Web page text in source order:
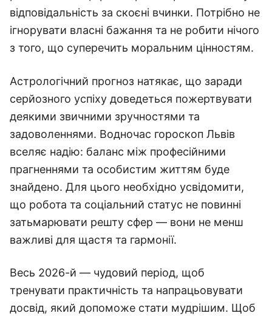
відповідальність за скоєні вчинки. Потрібно не
ігнорувати власні бажання та не робити нічого
з того, що суперечить моральним цінностям.
Астрологічний прогноз натякає, що заради
серйозного успіху доведеться пожертвувати
деякими звичними зручностями та
задоволеннями. Водночас гороскоп Львів
вселяє надію: баланс між професійними
прагненнями та особистим життям буде
знайдено. Для цього необхідно усвідомити,
що робота та соціальний статус не повинні
затьмарювати решту сфер — вони не менш
важливі для щастя та гармонії.
Весь 2026-й — чудовий період, щоб
тренувати практичність та напрацьовувати
досвід, який допоможе стати мудрішим. Щоб